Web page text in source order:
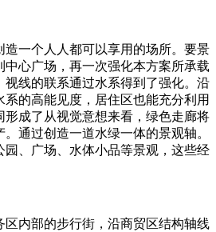
造一个人人都可以享用的场所。要景
心广场，再一次强化本方案所承载
视线的联系通过水系得到了强化。沿
的高能见度，居住区也能充分利用
形成了从视觉意想来看，绿色走廊将
通过创造一道水绿一体的景观轴。
园、广场、水体小品等景观，这些经
区内部的步行街，沿商贸区结构轴线